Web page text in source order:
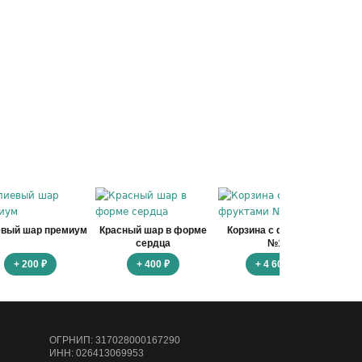
шар премиум
+ 200 ₽
Красный шар в форме
сердца
+ 400 ₽
Корзина с фруктами
№1
+ 4 600 ₽
ОГРНИП: 317028000167290
ИНН: 026413069953